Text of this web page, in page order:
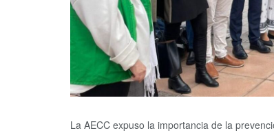
La AECC expuso la importancia de la